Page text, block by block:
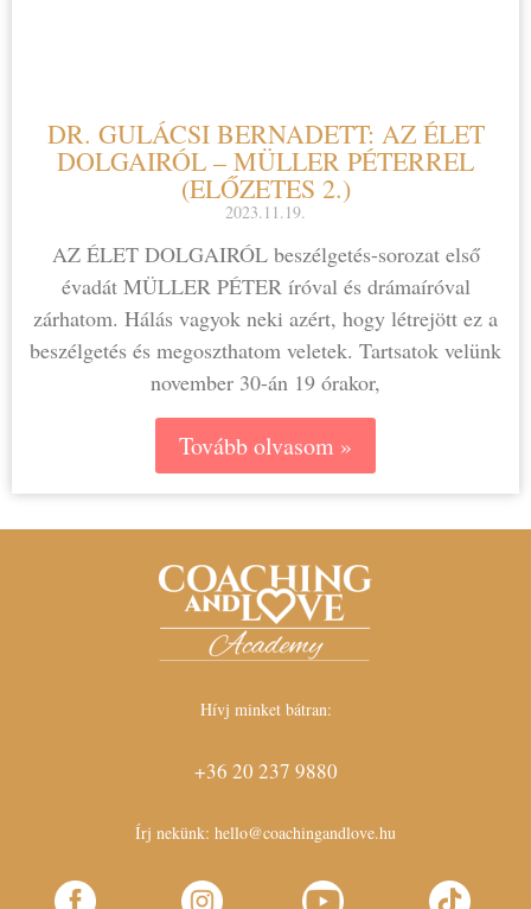
DR. GULÁCSI BERNADETT: AZ ÉLET
DOLGAIRÓL – MÜLLER PÉTERREL
(ELŐZETES 2.)
2023.11.19.
AZ ÉLET DOLGAIRÓL beszélgetés-sorozat első
évadát MÜLLER PÉTER íróval és drámaíróval
zárhatom. Hálás vagyok neki azért, hogy létrejött ez a
beszélgetés és megoszthatom veletek. Tartsatok velünk
november 30-án 19 órakor,
Tovább olvasom »
Hívj minket bátran:
+36 20 237 9880
Írj nekünk: hello@coachingandlove.hu